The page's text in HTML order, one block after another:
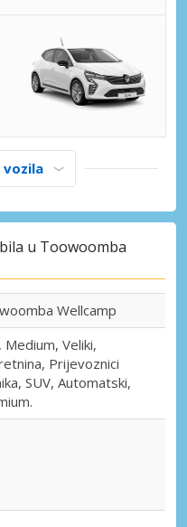
vozila
u Toowoomba
Wellcamp
Medium, Veliki,
Prijevoznici
SUV, Automatski,